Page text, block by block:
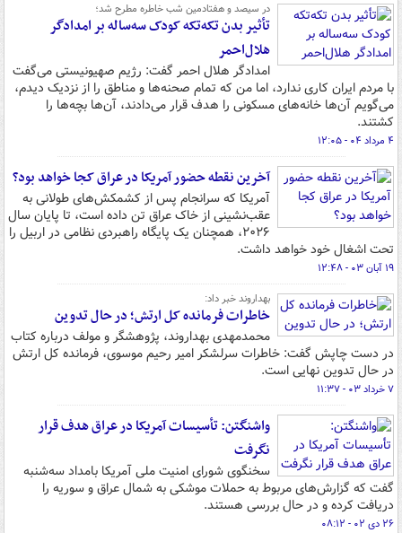
در سیصد و هفتادمین شب خاطره مطرح شد؛
تأثیر بدن تکه‌تکه کودک سه‌ساله بر امدادگر
هلال‌احمر
امدادگر هلال احمر گفت: رژیم صهیونیستی می‌گفت
با مردم ایران کاری ندارد، اما من که تمام صحنه‌ها و مناطق را از نزدیک دیدم،
می‌گویم آن‌ها خانه‌های مسکونی را هدف قرار می‌دادند، آن‌ها بچه‌ها را
کشتند.
۴ مرداد ۰۴ - ۱۲:۰۵
آخرین نقطه حضور آمریکا در عراق کجا خواهد بود؟
آمریکا که سرانجام پس از کشمکش‌های طولانی به
عقب‌نشینی از خاک عراق تن داده است، تا پایان سال
۲۰۲۶، همچنان یک پایگاه راهبردی نظامی در اربیل را
تحت اشغال خود خواهد داشت.
۱۹ آبان ۰۳ - ۱۲:۴۸
بهداروند خبر داد:
خاطرات فرمانده کل ارتش؛ در حال تدوین
محمدمهدی بهداروند، پژوهشگر و مولف درباره کتاب
در دست چاپش گفت: خاطرات سرلشکر امیر رحیم موسوی، فرمانده کل ارتش
در حال تدوین نهایی است.
۷ خرداد ۰۳ - ۱۱:۳۷
واشنگتن: تأسیسات آمریکا در عراق هدف قرار
نگرفت
سخنگوی شورای امنیت ملی آمریکا بامداد سه‌شنبه
گفت که گزارش‌های مربوط به حملات موشکی به شمال عراق و سوریه را
دریافت کرده و در حال بررسی هستند.
۲۶ دی ۰۲ - ۰۸:۱۲